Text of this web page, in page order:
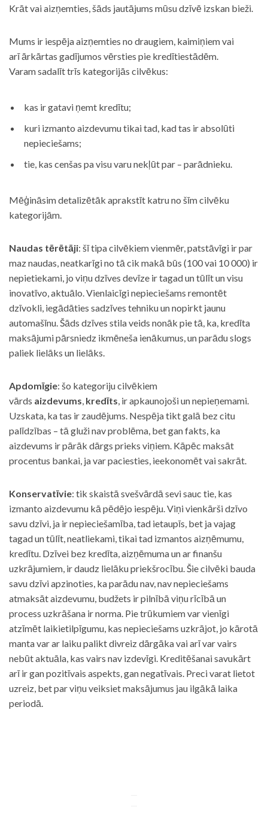
Krāt vai aizņemties, šāds jautājums mūsu dzīvē izskan bieži.
Mums ir iespēja aizņemties no draugiem, kaimiņiem vai
arī ārkārtas gadījumos vērsties pie kredītiestādēm.
Varam sadalīt trīs kategorijās cilvēkus:
kas ir gatavi ņemt kredītu;
kuri izmanto aizdevumu tikai tad, kad tas ir absolūti
nepieciešams;
tie, kas cenšas pa visu varu nekļūt par – parādnieku.
Mēģināsim detalizētāk aprakstīt katru no šīm cilvēku
kategorijām.
Naudas tērētāji: šī tipa cilvēkiem vienmēr, patstāvīgi ir par
maz naudas, neatkarīgi no tā cik makā būs (100 vai 10 000) ir
nepietiekami, jo viņu dzīves devīze ir tagad un tūlīt un visu
inovatīvo, aktuālo. Vienlaicīgi nepieciešams remontēt
dzīvokli, iegādāties sadzīves tehniku un nopirkt jaunu
automašīnu. Šāds dzīves stila veids nonāk pie tā, ka, kredīta
maksājumi pārsniedz ikmēneša ienākumus, un parādu slogs
paliek lielāks un lielāks.
Apdomīgie: šo kategoriju cilvēkiem
vārds aizdevums, kredīts, ir apkaunojoši un nepieņemami.
Uzskata, ka tas ir zaudējums. Nespēja tikt galā bez citu
palīdzības – tā gluži nav problēma, bet gan fakts, ka
aizdevums ir pārāk dārgs prieks viņiem. Kāpēc maksāt
procentus bankai, ja var paciesties, ieekonomēt vai sakrāt.
Konservatīvie: tik skaistā svešvārdā sevi sauc tie, kas
izmanto aizdevumu kā pēdējo iespēju. Viņi vienkārši dzīvo
savu dzīvi, ja ir nepieciešamība, tad ietaupīs, bet ja vajag
tagad un tūlīt, neatliekami, tikai tad izmantos aizņēmumu,
kredītu. Dzīvei bez kredīta, aizņēmuma un ar finanšu
uzkrājumiem, ir daudz lielāku priekšrocību. Šie cilvēki bauda
savu dzīvi apzinoties, ka parādu nav, nav nepieciešams
atmaksāt aizdevumu, budžets ir pilnībā viņu rīcībā un
process uzkrāšana ir norma. Pie trūkumiem var vienīgi
atzīmēt laikietilpīgumu, kas nepieciešams uzkrājot, jo kārotā
manta var ar laiku palikt divreiz dārgāka vai arī var vairs
nebūt aktuāla, kas vairs nav izdevīgi. Kreditēšanai savukārt
arī ir gan pozitīvais aspekts, gan negatīvais. Preci varat lietot
uzreiz, bet par viņu veiksiet maksājumus jau ilgākā laika
periodā.